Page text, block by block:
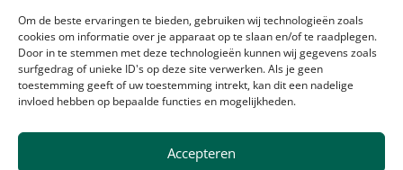
Om de beste ervaringen te bieden, gebruiken wij technologieën zoals
cookies om informatie over je apparaat op te slaan en/of te raadplegen.
Door in te stemmen met deze technologieën kunnen wij gegevens zoals
surfgedrag of unieke ID's op deze site verwerken. Als je geen
toestemming geeft of uw toestemming intrekt, kan dit een nadelige
invloed hebben op bepaalde functies en mogelijkheden.
Accepteren
Kuipershof 2
4191 KH Geldermalsen
info@klimaatactiefrivierenland.nl
Over Klimaatactiefrivierenland
Communicatietoolbox